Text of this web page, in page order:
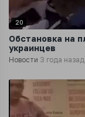
20
Обстановка на
украинцев
Новости 3 года назад